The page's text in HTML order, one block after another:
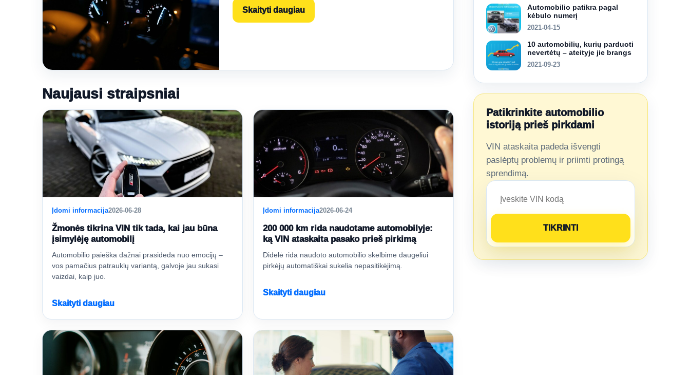
Skaityti daugiau
Naujausi straipsniai
Įdomi informacija2026-06-28
Žmonės tikrina VIN tik tada, kai jau būna
įsimylėję automobilį
Automobilio paieška dažnai prasideda nuo emocijų –
vos pamačius patrauklų variantą, galvoje jau sukasi
vaizdai, kaip juo.
Skaityti daugiau
Įdomi informacija2026-06-24
200 000 km rida naudotame automobilyje:
ką VIN ataskaita pasako prieš pirkimą
Didelė rida naudoto automobilio skelbime daugeliui
pirkėjų automatiškai sukelia nepasitikėjimą.
Skaityti daugiau
Automobilio patikra pagal
kėbulo numerį
2021-04-15
10 automobilių, kurių parduoti
nevertėtų – ateityje jie brangs
2021-09-23
Patikrinkite automobilio
istoriją prieš pirkdami
VIN ataskaita padeda išvengti
paslėptų problemų ir priimti protingą
sprendimą.